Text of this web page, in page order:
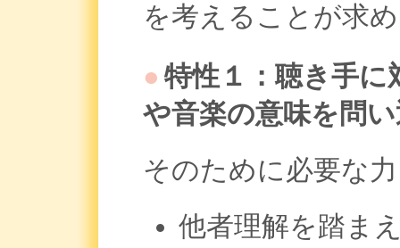
を考えることが求
● 特性１：聴き手に
や音楽の意味を問
そのために必要な
他者理解を踏ま